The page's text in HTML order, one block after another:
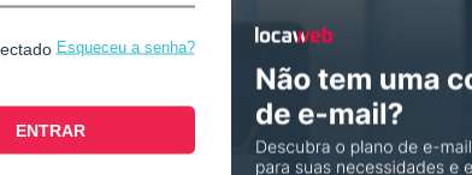
Esqueceu a senha?